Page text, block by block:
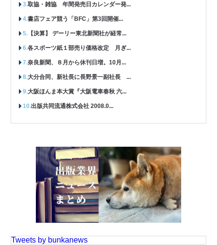
取協・雑協 年間発売日カレンダー発...
書店フェア競う「BFC」第3回開催...
【決算】 デーリー東北新聞社が経常...
各スポーツ紙１部売り価格改定 月ぎ...
奈良新聞、８月から休刊日増。10月...
大分合同、新社長に長野景一副社長 ...
大阪ほんま本大賞『大阪電車春秋 六...
出版共同流通株式会社 2008.0...
Tweets by bunkanews